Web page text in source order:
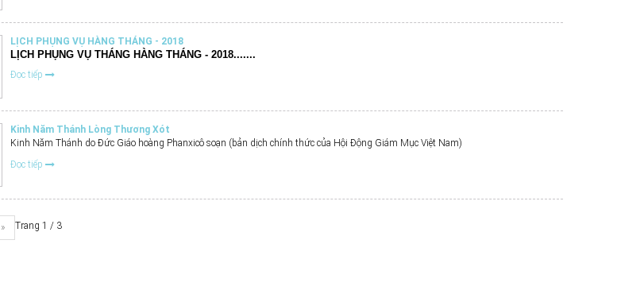
LỊCH PHỤNG VỤ HÀNG THÁNG - 2018
LỊCH PHỤNG VỤ THÁNG HÀNG THÁNG - 2018.......
Đọc tiếp
Kinh Năm Thánh Lòng Thương Xót
Kinh Năm Thánh do Đức Giáo hoàng Phanxicô soạn (bản dịch chính thức của Hội Động Giám Mục Việt Nam)
Đọc tiếp
» Trang 1 / 3